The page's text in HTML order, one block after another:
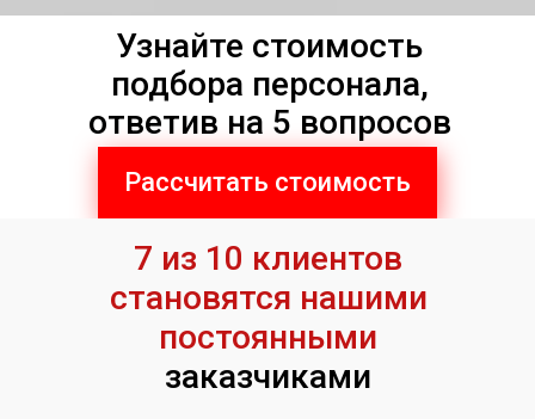
Узнайте стоимость
подбора персонала,
ответив на 5 вопросов
Рассчитать стоимость
7 из 10 клиентов
становятся нашими
постоянными
заказчиками